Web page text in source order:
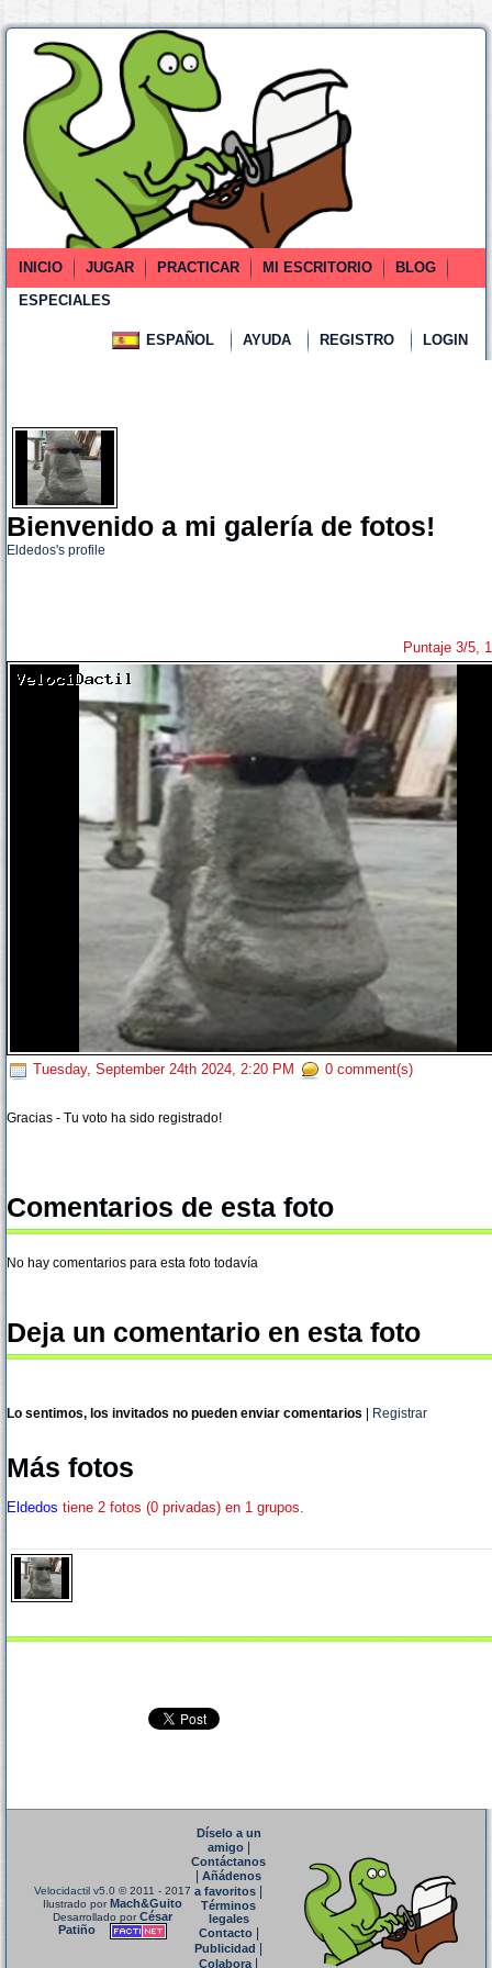
INICIO JUGAR PRACTICAR MI ESCRITORIO
BLOG
ESPECIALES
ESPAÑOL AYUDA REGISTRO LOGIN
Bienvenido a mi galería de fotos!
Eldedos's profile
Puntaje 3/5,
Tuesday, September 24th 2024, 2:20 PM 0 comment(s)
Gracias - Tu voto ha sido registrado!
Comentarios de esta foto
No hay comentarios para esta foto todavía
Deja un comentario en esta foto
Lo sentimos, los invitados no pueden enviar comentarios Registrar
Más fotos
Eldedos tiene 2 fotos (0 privadas) en 1 grupos.
Velocidactil v5.0 © 2011 - 2017
Ilustrado porMach&Guito
Desarrollado porCésar
Patiño
Díselo a un
amigo|
Contáctanos
Añádenos
a favoritos
Términos
legales
Contacto|
Publicidad
Colabora|